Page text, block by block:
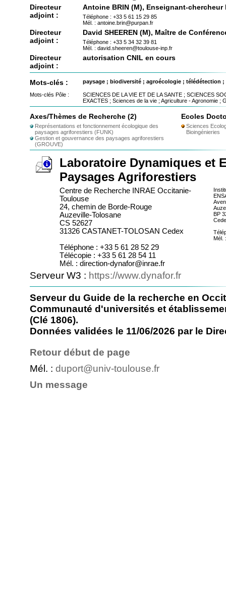
Directeur
adjoint :
Antoine BRIN (M), Enseignant-chercheur
Téléphone : +33 5 61 15 29 85
Mél. : antoine.brin@purpan.fr
Directeur
adjoint :
David SHEEREN (M), Maître de
Téléphone : +33 5 34 32 39 81
Mél. : david.sheeren@toulouse-inp.fr
Directeur
adjoint :
autorisation CNIL en cours
Mots-clés : paysage ; biodiversité ; agroécologie ; télédétection ;
Mots-clés Pôle :
SCIENCES DE LA VIE ET DE LA SANTE ; SCIENCES
EXACTES ; Sciences de la vie ; Agriculture - Agronomie ;
Axes/Thèmes de Recherche (2)
Représentations et fonctionnement écologique des
paysages agriforestiers (FUNK)
Gestion et gouvernance des paysages agriforestiers
(GROUVE)
Ecoles
Sciences
Bioingénieries
Laboratoire Dynamiques et
Paysages Agriforestiers
Centre de Recherche INRAE Occitanie-
Toulouse
24, chemin de Borde-Rouge
Auzeville-Tolosane
CS 52627
31326 CASTANET-TOLOSAN Cedex
Téléphone : +33 5 61 28 52 29
Télécopie : +33 5 61 28 54 11
Mél. : direction-dynafor@inrae.fr
BP
Mél.
Serveur W3 : https://www.dynafor.fr
Serveur du Guide de la recherche en
Communauté d'universités et
(Clé 1806).
Données validées le 11/06/2026 par le
Retour début de page
Mél. : duport@univ-toulouse.fr
Un message